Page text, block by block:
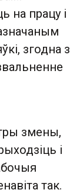
на працу і
згодна з
змены,
і
так.